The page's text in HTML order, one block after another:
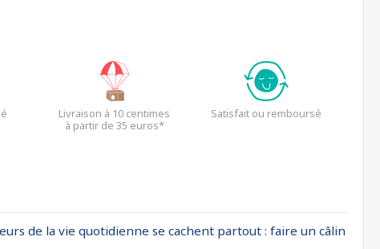
Livraison à 10 centimes
à partir de 35 euros*
Satisfait ou remboursé
de la vie quotidienne se cachent partout : faire un câlin